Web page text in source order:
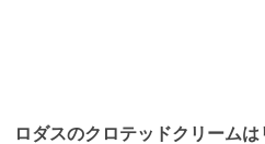
ロダスのクロテッドクリーム